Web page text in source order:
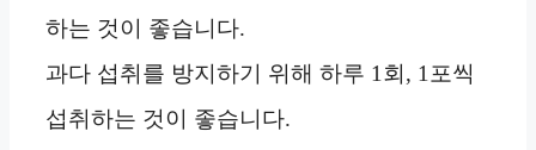
하는 것이 좋습니다.
과다 섭취를 방지하기 위해 하루 1회, 1포씩
섭취하는 것이 좋습니다.